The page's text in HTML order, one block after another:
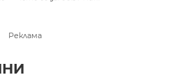
Реклама